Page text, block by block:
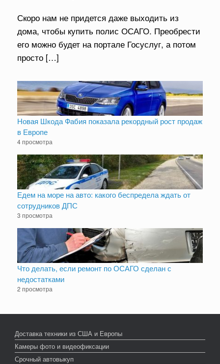
Скоро нам не придется даже выходить из
дома, чтобы купить полис ОСАГО. Преобрести
его можно будет на портале Госуслуг, а потом
просто […]
Новая Шкода Фабия показала рекордный рост продаж
в Европе
4 просмотра
Едем на море на авто: какого беспредела ждать от
сотрудников ДПС
3 просмотра
Что делать, если ремонт по ОСАГО сделан с
недостатками
2 просмотра
Доставка техники из США и Европы
Камеры фото и видеофиксации
Срочный автовыкуп